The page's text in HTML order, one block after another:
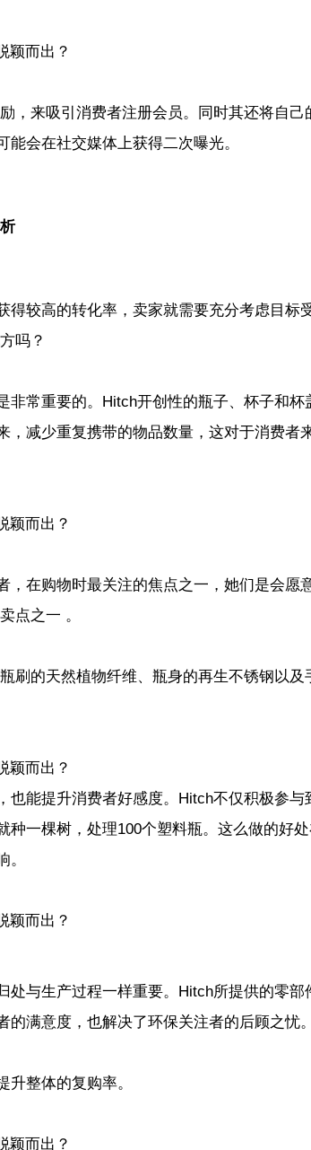
，来吸引消费者注册会员。同时其还将自己
会在社交媒体上获得二次曝光。
得较高的转化率，卖家就需要充分考虑目标
吗？
常重要的。Hitch开创性的瓶子、杯子和杯
，减少重复携带的物品数量，这对于消费者
在购物时最关注的焦点之一，她们是会愿
点之一 。
刷的天然植物纤维、瓶身的再生不锈钢以及
能提升消费者好感度。Hitch不仅积极参与
一棵树，处理100个塑料瓶。这么做的好
处与生产过程一样重要。Hitch所提供的零部
满意度，也解决了环保关注者的后顾之忧。
整体的复购率。